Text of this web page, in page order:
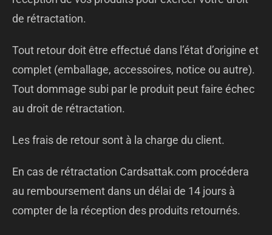
de rétractation.
Tout retour doit être effectué dans l’état d’origine et
complet (emballage, accessoires, notice ou autre).
Tout dommage subi par le produit peut faire échec
au droit de rétractation.
Les frais de retour sont à la charge du client.
En cas de rétractation Cardsattak.com procédera
au remboursement dans un délai de 14 jours à
compter de la réception des produits retournés.